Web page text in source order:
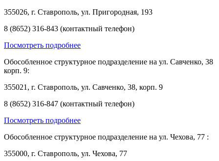
355026, г. Ставрополь, ул. Пригородная, 193
8 (8652) 316-843 (контактный телефон)
Посмотреть подробнее
Обособленное структурное подразделение на ул. Савченко, 38
корп. 9:
355021, г. Ставрополь, ул. Савченко, 38, корп. 9
8 (8652) 316-847 (контактный телефон)
Посмотреть подробнее
Обособленное структурное подразделение на ул. Чехова, 77 :
355000, г. Ставрополь, ул. Чехова, 77